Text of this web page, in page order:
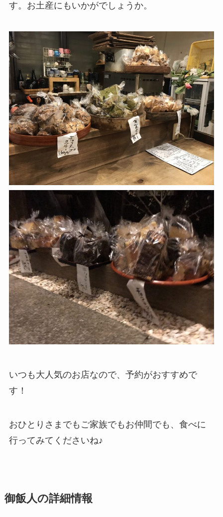
す。お土産にもいかがでしょうか。
いつも大人気のお店なので、予約がおすすめで
す！
おひとりさまでもご家族でもお仲間でも、食べに
行ってみてくださいね♪
御飯人の詳細情報